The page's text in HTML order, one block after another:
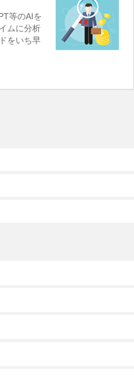
等のAIを
ムに分析
をいち早